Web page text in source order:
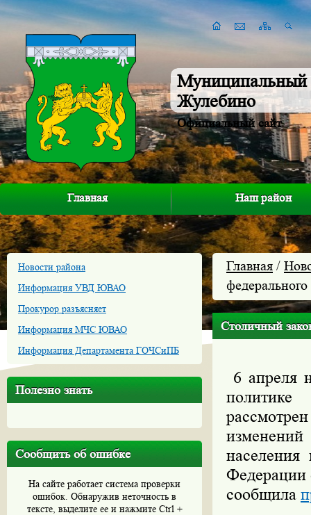
Муниципальный
Жулебино
Официальный сайт
Главная Наш район
Новости района
Информация УВД ЮВАО
Прокурор разъясняет
Информация МЧС ЮВАО
Информация Департамента ГОЧСиПБ
Полезно знать
Сообщить об ошибке
На сайте работает система проверки
ошибок. Обнаружив неточность в
тексте, выделите ее и нажмите Ctrl +
Главная /
федерального
Столичный
6 апреля
Федерации
сообщила